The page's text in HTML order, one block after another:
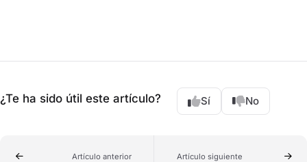
¿Te ha sido útil este artículo? Sí No
Artículo anterior Artículo siguiente